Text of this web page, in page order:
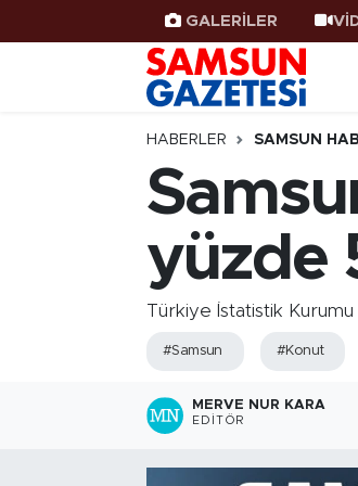
GALERİLER
HABERLER SAMSUN
yüzde
Türkiye İstatistik Kurumu
#Samsun #Konut
MERVE NUR KARA
EDITÖR
Samsun Haber
Samsunspor
Samsun Rehberi
Resmi İlanlar
Samsun Nöbetçi Eczaneler
Samsun Hava Durumu
SAMSUN Namaz Vakitleri
Samsun Trafik Yoğunluk Haritası
Süper Lig Puan Durumu ve
Tüm Manşetler
Son Dakika Haberleri
Haber Arşivi